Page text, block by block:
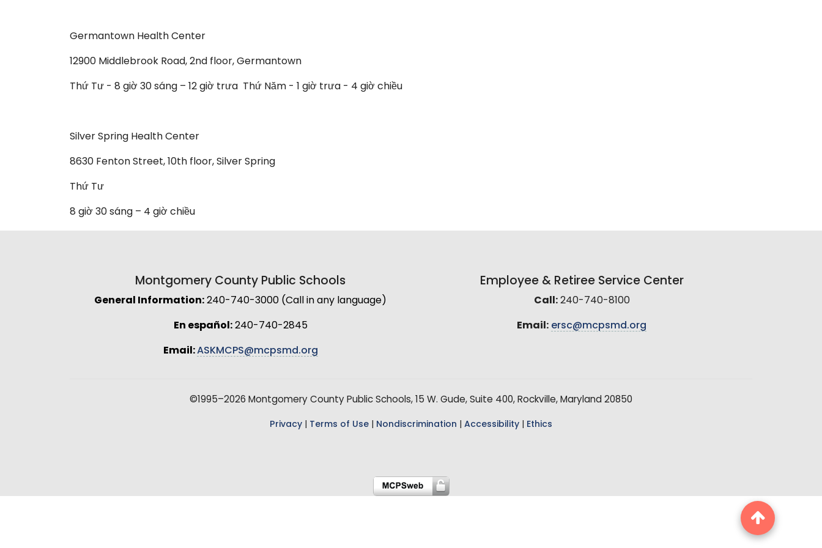
Germantown Health Center
12900 Middlebrook Road, 2nd floor, Germantown
Thứ Tư - 8 giờ 30 sáng – 12 giờ trưa Thứ Năm - 1 giờ trưa - 4 giờ chiều
Silver Spring Health Center
8630 Fenton Street, 10th floor, Silver Spring
Thứ Tư
8 giờ 30 sáng – 4 giờ chiều
Montgomery County Public Schools
General Information: 240-740-3000 (Call in any language)
En español:240-740-2845
Email:ASKMCPS@mcpsmd.org
Employee & Retiree Service Center
Call:240-740-8100
Email: ersc@mcpsmd.org
©1995–2026 Montgomery County Public Schools, 15 W. Gude, Suite 400, Rockville, Maryland 20850
Privacy Terms of Use Nondiscrimination Accessibility Ethics